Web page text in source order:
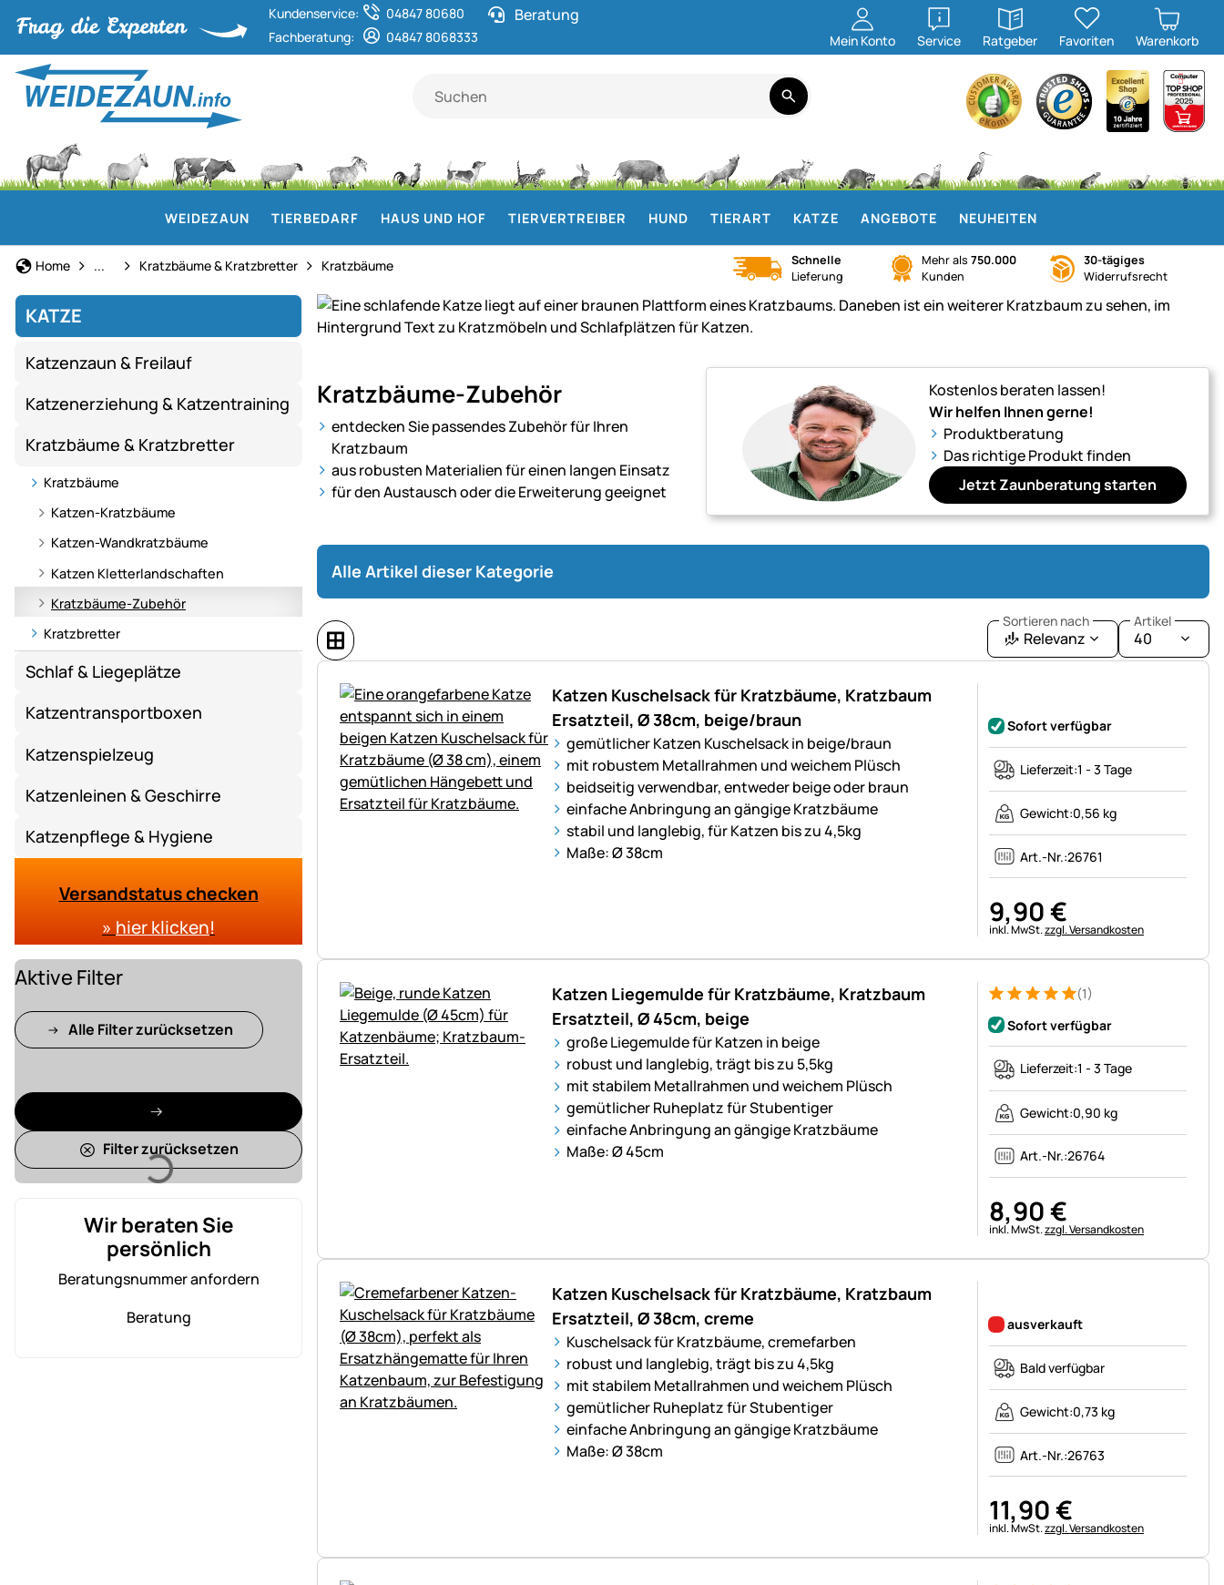
Kundenservice:
04847 80680
Fachberatung:
04847 8068333
Beratung
Mein Konto Service
öffnen
Ratgeber
öffnen
Favoriten Warenkorb
WEIDEZAUN TIERBEDARF HAUS UND HOF TIERVERTREIBER HUND TIERART KATZE ANGEBOTE NEUHEITEN
Home Katze
... Kratzbäume & Kratzbretter Kratzbäume
Schnelle
Lieferung
Mehr als 750.000
Kunden
30-tägiges
Widerrufsrecht
KATZE
Katzenzaun & Freilauf
Katzenerziehung & Katzentraining
Kratzbäume & Kratzbretter
Kratzbäume
Katzen-Kratzbäume
Katzen-Wandkratzbäume
Katzen Kletterlandschaften
Kratzbäume-Zubehör
Kratzbretter
Schlaf & Liegeplätze
Katzentransportboxen
Katzenspielzeug
Katzenleinen & Geschirre
Katzenpflege & Hygiene
Versandstatus checken
» hier klicken!
Lädt
Aktive Filter
Alle Filter zurücksetzen
Filter zurücksetzen
Wir beraten Sie
persönlich
Beratungsnummer anfordern
Beratung
&
Schlafplätze
–
vielseitige
und
robuste
Stubentiger
Kratzbäume-Zubehör
entdecken Sie passendes Zubehör für Ihren
Kratzbaum
aus robusten Materialien für einen langen Einsatz
für den Austausch oder die Erweiterung geeignet
Kostenlos beraten lassen!
Wir helfen Ihnen gerne!
Produktberatung
Das richtige Produkt finden
Jetzt Zaunberatung starten
Alle Artikel dieser Kategorie
Sortieren nach
Relevanz
Artikel
40
Katzen Kuschelsack für Kratzbäume, Kratzbaum
Ersatzteil, Ø 38cm, beige/braun
gemütlicher Katzen Kuschelsack in beige/braun
mit robustem Metallrahmen und weichem Plüsch
beidseitig verwendbar, entweder beige oder braun
einfache Anbringung an gängige Kratzbäume
stabil und langlebig, für Katzen bis zu 4,5kg
Maße: Ø 38cm
Sofort verfügbar
Lieferzeit:1 - 3 Tage
Gewicht:0,56 kg
Art.-Nr.:26761
9,90€
Steuerhinweis:
inkl. MwSt.zzgl. Versandkosten
Katzen Liegemulde für Kratzbäume, Kratzbaum
Ersatzteil, Ø 45cm, beige
große Liegemulde für Katzen in beige
robust und langlebig, trägt bis zu 5,5kg
mit stabilem Metallrahmen und weichem Plüsch
gemütlicher Ruheplatz für Stubentiger
einfache Anbringung an gängige Kratzbäume
Maße: Ø 45cm
Bewertung: 5 von 5 (1 Bewertungen)
1 Bewertung
(1)
Sofort verfügbar
Lieferzeit:1 - 3 Tage
Gewicht:0,90 kg
Art.-Nr.:26764
8,90€
Steuerhinweis:
inkl. MwSt.zzgl. Versandkosten
Katzen Kuschelsack für Kratzbäume, Kratzbaum
Ersatzteil, Ø 38cm, creme
Kuschelsack für Kratzbäume, cremefarben
robust und langlebig, trägt bis zu 4,5kg
mit stabilem Metallrahmen und weichem Plüsch
gemütlicher Ruheplatz für Stubentiger
einfache Anbringung an gängige Kratzbäume
Maße: Ø 38cm
ausverkauft
Bald verfügbar
Gewicht:0,73 kg
Art.-Nr.:26763
11,90€
Steuerhinweis:
inkl. MwSt.zzgl. Versandkosten